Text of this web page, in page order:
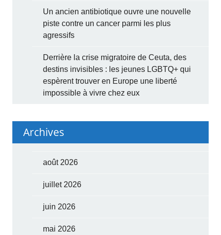
Un ancien antibiotique ouvre une nouvelle
piste contre un cancer parmi les plus
agressifs
Derrière la crise migratoire de Ceuta, des
destins invisibles : les jeunes LGBTQ+ qui
espèrent trouver en Europe une liberté
impossible à vivre chez eux
Archives
août 2026
juillet 2026
juin 2026
mai 2026